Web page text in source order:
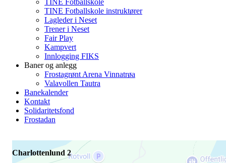
TINE Fotballskole
TINE Fotballskole instruktører
Lagleder i Neset
Trener i Neset
Fair Play
Kampvert
Innlogging FIKS
Baner og anlegg
Frostagrønt Arena Vinnatrøa
Valavollen Tautra
Banekalender
Kontakt
Solidaritetsfond
Frostadan
Charlottenlund 2